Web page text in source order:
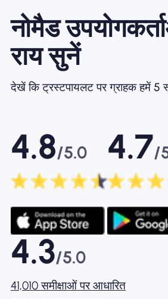
नोमैड
राय सुनें
देखें कि ट्रस्टपायलट पर ग्राहक हमें 5
4.8/5.0 4.7/
4.3/5.0
41,010 समीक्षाओं पर आधारित